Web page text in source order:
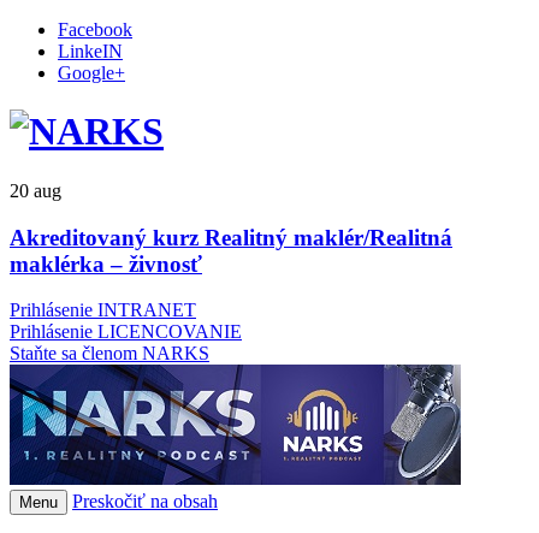
Facebook
LinkeIN
Google+
20 aug
Akreditovaný kurz Realitný maklér/Realitná
maklérka – živnosť
Prihlásenie INTRANET
Prihlásenie LICENCOVANIE
Staňte sa členom NARKS
Menu Preskočiť na obsah